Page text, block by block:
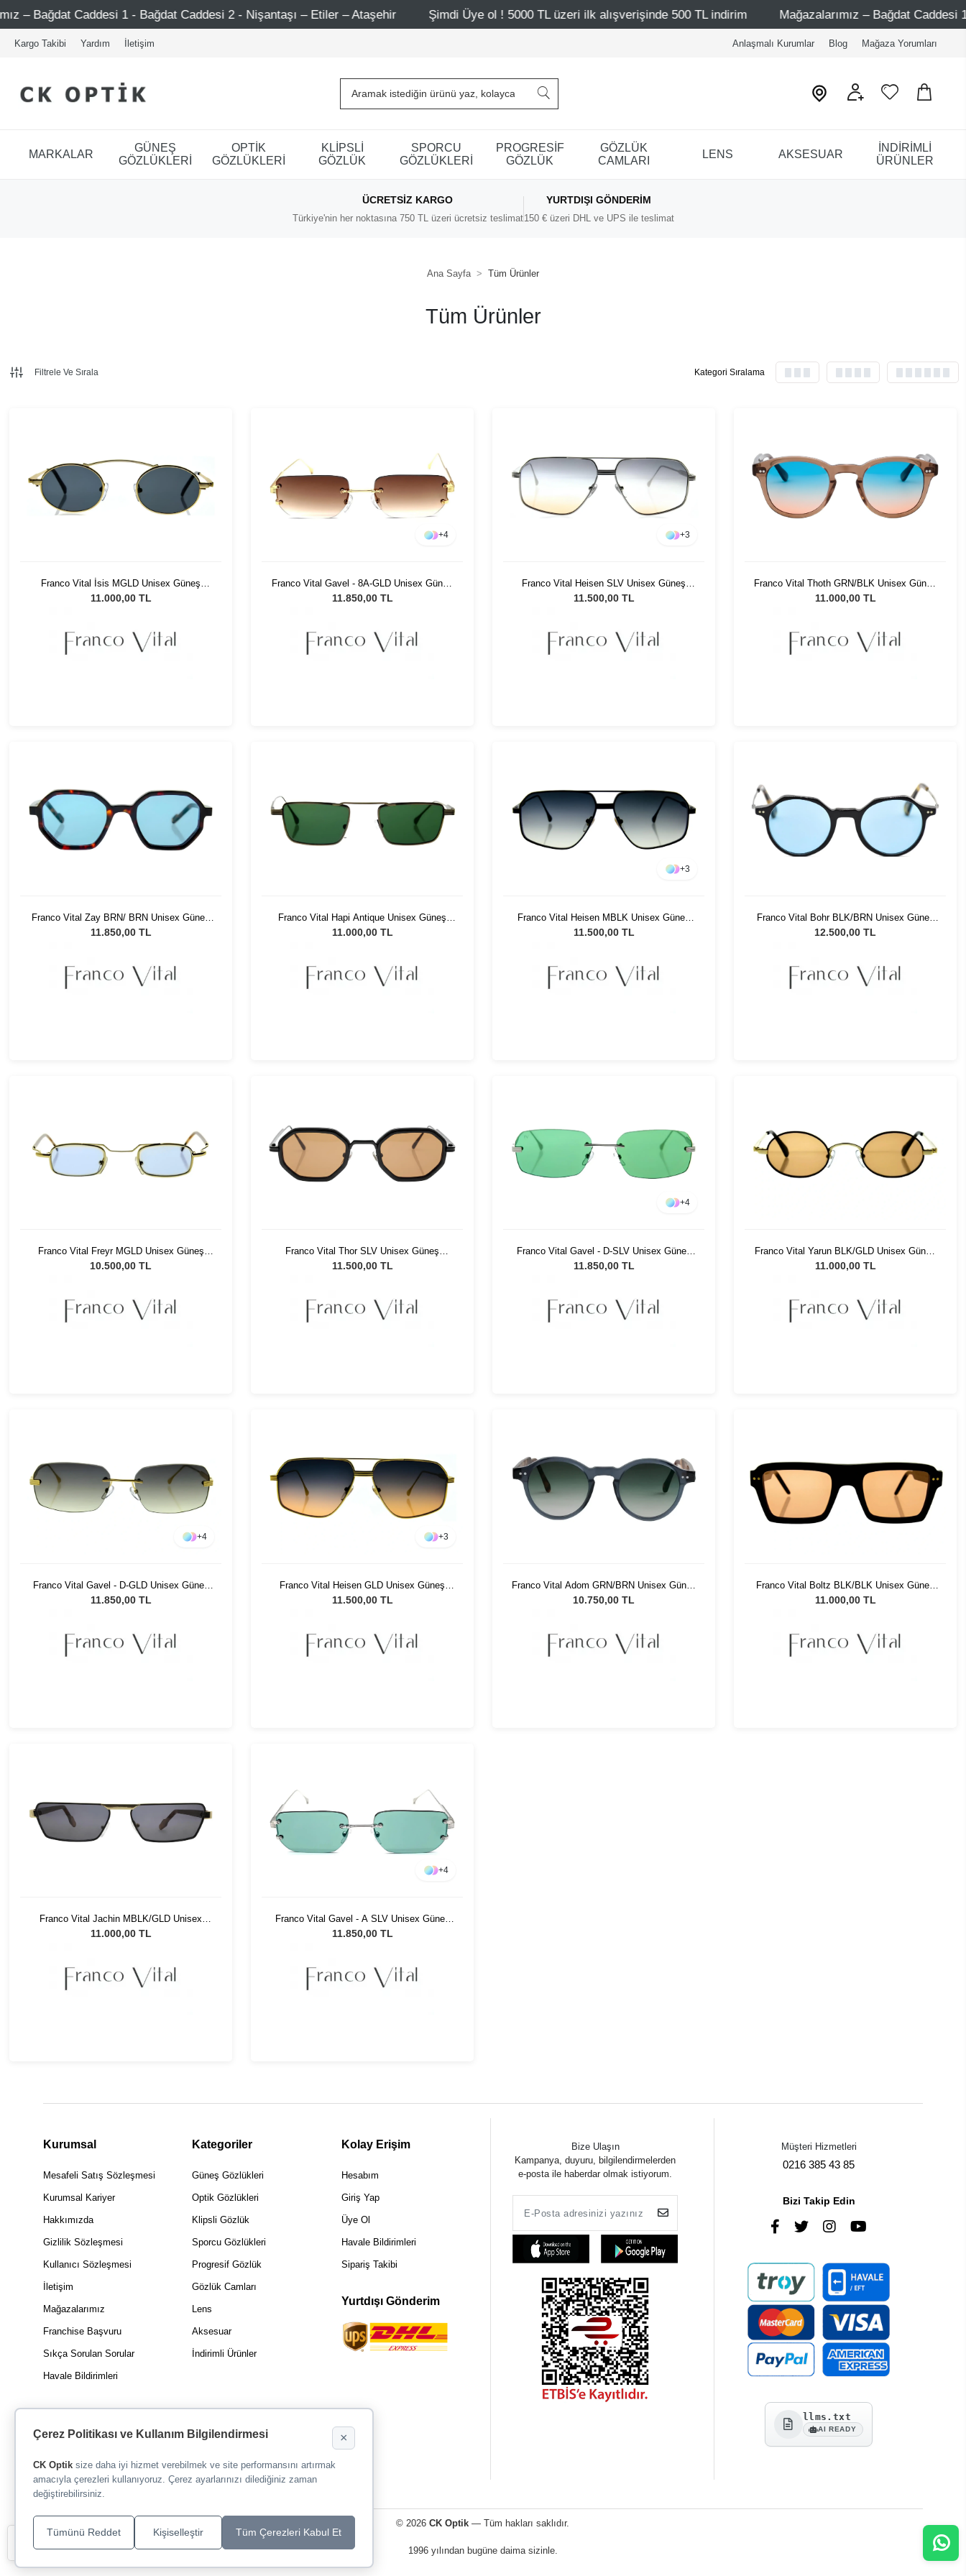
Caddesi 1 - Bağdat Caddesi 2 - Nişantaşı – Etiler – Ataşehir Şimdi Üye ol ! 5000 TL üzeri ilk alışverişinde 500 TL indirim Mağazalarımız – Bağdat Caddesi 1 -
Kargo Takibi Yardım İletişim Anlaşmalı Kurumlar Blog Mağaza Yorumları
MARKALAR
GÜNEŞ
GÖZLÜKLERİ
OPTİK
GÖZLÜKLERİ
KLİPSLİ
GÖZLÜK
SPORCU
GÖZLÜKLERİ
PROGRESİF
GÖZLÜK
GÖZLÜK
CAMLARI
LENS AKSESUAR
İNDİRİMLİ
ÜRÜNLER
ÜCRETSIZ KARGO
Türkiye'nin her noktasına 750 TL üzeri ücretsiz teslimat
YURTDIŞI GÖNDERIM
150 € üzeri DHL ve UPS ile teslimat
Ana Sayfa Tüm Ürünler
Tüm Ürünler
Filtrele Ve Sırala Kategori Sıralama
Franco Vital İsis MGLD Unisex Güneş
Gözlüğü
11.000,00 TL
+4
Franco Vital Gavel - 8A-GLD Unisex Güneş
Gözlüğü
11.850,00 TL
+3
Franco Vital Heisen SLV Unisex Güneş
Gözlüğü
11.500,00 TL
Franco Vital Thoth GRN/BLK Unisex Güneş
Gözlüğü
11.000,00 TL
Franco Vital Zay BRN/ BRN Unisex Güneş
Gözlüğü
11.850,00 TL
Franco Vital Hapi Antique Unisex Güneş
Gözlüğü
11.000,00 TL
+3
Franco Vital Heisen MBLK Unisex Güneş
Gözlüğü
11.500,00 TL
Franco Vital Bohr BLK/BRN Unisex Güneş
Gözlüğü
12.500,00 TL
Franco Vital Freyr MGLD Unisex Güneş
Gözlüğü
10.500,00 TL
Franco Vital Thor SLV Unisex Güneş
Gözlüğü
11.500,00 TL
+4
Franco Vital Gavel - D-SLV Unisex Güneş
Gözlüğü
11.850,00 TL
Franco Vital Yarun BLK/GLD Unisex Güneş
Gözlüğü
11.000,00 TL
+4
Franco Vital Gavel - D-GLD Unisex Güneş
Gözlüğü
11.850,00 TL
+3
Franco Vital Heisen GLD Unisex Güneş
Gözlüğü
11.500,00 TL
Franco Vital Adom GRN/BRN Unisex Güneş
Gözlüğü
10.750,00 TL
Franco Vital Boltz BLK/BLK Unisex Güneş
Gözlüğü
11.000,00 TL
Franco Vital Jachin MBLK/GLD Unisex
Güneş Gözlüğü
11.000,00 TL
+4
Franco Vital Gavel - A SLV Unisex Güneş
Gözlüğü
11.850,00 TL
Kurumsal
Mesafeli Satış Sözleşmesi
Kurumsal Kariyer
Hakkımızda
Gizlilik Sözleşmesi
Kullanıcı Sözleşmesi
İletişim
Mağazalarımız
Franchise Başvuru
Sıkça Sorulan Sorular
Havale Bildirimleri
Kategoriler
Güneş Gözlükleri
Optik Gözlükleri
Klipsli Gözlük
Sporcu Gözlükleri
Progresif Gözlük
Gözlük Camları
Lens
Aksesuar
İndirimli Ürünler
Kolay Erişim
Hesabım
Giriş Yap
Üye Ol
Havale Bildirimleri
Sipariş Takibi
Yurtdışı Gönderim
Bize Ulaşın
Kampanya, duyuru, bilgilendirmelerden
e-posta ile haberdar olmak istiyorum.
Müşteri Hizmetleri
0216 385 43 85
Bizi Takip Edin
llms.txt
AI READY
© 2026CK Optik — Tüm hakları saklıdır.
1996 yılından bugüne daima sizinle.
Çerez Politikası ve Kullanım Bilgilendirmesi ×
CK Optik size daha iyi hizmet verebilmek ve site performansını artırmak
amacıyla çerezleri kullanıyoruz. Çerez ayarlarınızı dilediğiniz zaman
değiştirebilirsiniz.
Tüm Çerezleri Kabul Et
Kişiselleştir
Tümünü Reddet